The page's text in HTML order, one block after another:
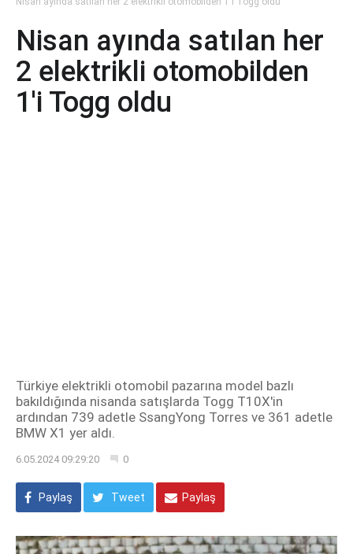
Nisan ayında satılan her
2 elektrikli otomobilden
1'i Togg oldu
Türkiye elektrikli otomobil pazarına model bazlı
bakıldığında nisanda satışlarda Togg T10X'in
ardından 739 adetle SsangYong Torres ve 361 adetle
BMW X1 yer aldı.
6.05.2024 09:29:20 0
Paylaş Tweet Paylaş